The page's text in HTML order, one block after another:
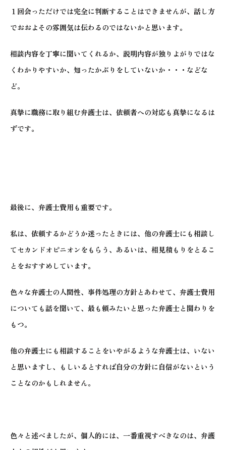
１回会っただけでは完全に判断することはできませんが、話し方
でおおよその雰囲気は伝わるのではないかと思います。
相談内容を丁寧に聞いてくれるか、説明内容が独りよがりではな
くわかりやすいか、知ったかぶりをしていないか・・・などな
ど。
真摯に職務に取り組む弁護士は、依頼者への対応も真摯になるは
ずです。
最後に、弁護士費用も重要です。
私は、依頼するかどうか迷ったときには、他の弁護士にも相談し
てセカンドオピニオンをもらう、あるいは、相見積もりをとるこ
とをおすすめしています。
色々な弁護士の人間性、事件処理の方針とあわせて、弁護士費用
についても話を聞いて、最も頼みたいと思った弁護士と関わりを
もつ。
他の弁護士にも相談することをいやがるような弁護士は、いない
と思いますし、もしいるとすれば自分の方針に自信がないという
ことなのかもしれません。
色々と述べましたが、個人的には、一番重視すべきなのは、弁護